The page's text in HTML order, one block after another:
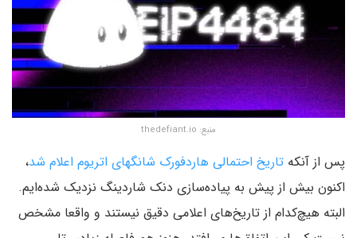
منبع: thedefiant.io
پس از آنکه تاریخ احتمالی هاردفورک شانگهای اتریوم اعلام شد،
اکنون بیش از پیش به پیاده‌سازی دنک شاردینگ نزدیک شده‌ایم.
البته هیچ‌کدام از تاریخ‌های اعلامی دقیق نیستند و واقعا مشخص